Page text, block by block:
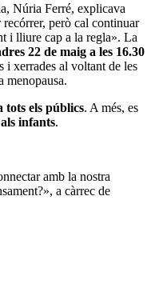
Núria Ferré, explicava
però cal continuar
i lliure cap a la regla». La
22 de maig a les 16.30
i xerrades al voltant de les
menopausa.
tots els públics. A més, es
infants.
amb la nostra
a càrrec de